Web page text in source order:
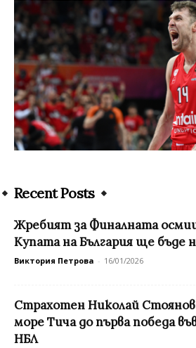
Recent Posts
Жребият за Финалната
Купата на България ще бъде
Виктория Петрова - 16/01/2026
Страхотен Николай Стоянов
море Тича до първа победа
НБЛ